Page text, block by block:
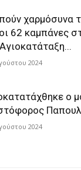
χαρμόσυνα
62 καμπάνες
2024
ο
2024